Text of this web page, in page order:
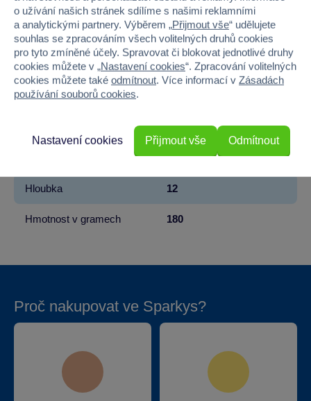
Značka Sparkys
Věk od 3
Pohlaví HOLKA, KLUK
Materiál
12
22
Hloubka 12
Hmotnost v gramech 180
Proč nakupovat ve Sparkys?
o užívání našich stránek sdílíme s našimi reklamními
a analytickými partnery. Výběrem „Přijmout vše“ udělujete
souhlas se zpracováním všech volitelných druhů cookies
pro tyto zmíněné účely. Spravovat či blokovat jednotlivé druhy
cookies můžete v „Nastavení cookies“. Zpracování volitelných
cookies můžete také odmítnout. Více informací v Zásadách
používání souborů cookies.
Odmítnout
Nastavení cookies Přijmout vše